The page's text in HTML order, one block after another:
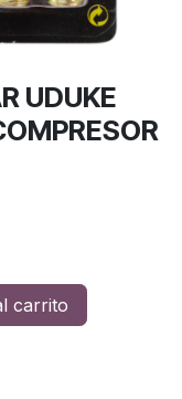
UDUKE
carrito